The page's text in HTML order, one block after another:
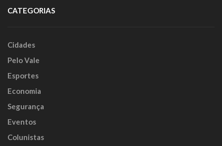
CATEGORIAS
Cidades
Pelo Vale
Esportes
Economia
Segurança
Eventos
Colunistas